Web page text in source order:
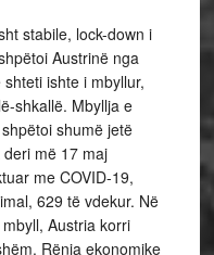
stabile, lock-down i
Austrinë nga
ishte i mbyllur,
shkallë. Mbyllja e
shumë jetë
më 17 maj
me COVID-19,
629 të vdekur. Në
Austria korri
Rënia ekonomike